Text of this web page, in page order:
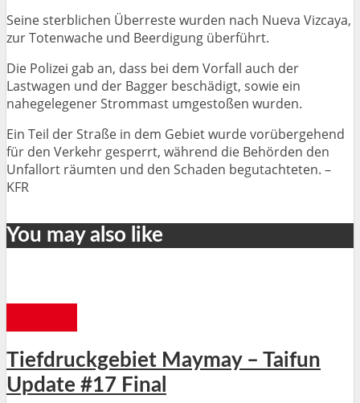
Seine sterblichen Überreste wurden nach Nueva Vizcaya,
zur Totenwache und Beerdigung überführt.
Die Polizei gab an, dass bei dem Vorfall auch der
Lastwagen und der Bagger beschädigt, sowie ein
nahegelegener Strommast umgestoßen wurden.
Ein Teil der Straße in dem Gebiet wurde vorübergehend
für den Verkehr gesperrt, während die Behörden den
Unfallort räumten und den Schaden begutachteten. –
KFR
You may also like
Tiefdruckgebiet Maymay – Taifun
Update #17 Final